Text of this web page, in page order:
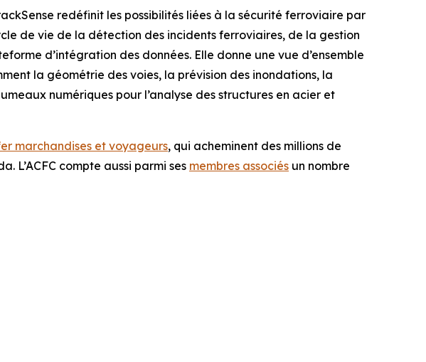
redéfinit les possibilités liées à la sécurité ferroviaire par
de vie de la détection des incidents ferroviaires, de la gestion
d’intégration des données. Elle donne une vue d’ensemble
la géométrie des voies, la prévision des inondations, la
numériques pour l’analyse des structures en acier et
marchandises et voyageurs, qui acheminent des millions de
L’ACFC compte aussi parmi ses membres associés un nombre